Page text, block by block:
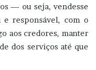
— ou seja, vendesse
e responsável, com o
aos credores, manter
dos serviços até que